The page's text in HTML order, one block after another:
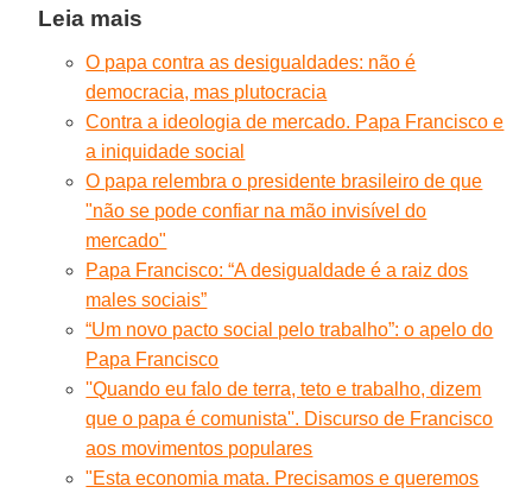
Leia mais
O papa contra as desigualdades: não é
democracia, mas plutocracia
Contra a ideologia de mercado. Papa Francisco e
a iniquidade social
O papa relembra o presidente brasileiro de que
"não se pode confiar na mão invisível do
mercado"
Papa Francisco: “A desigualdade é a raiz dos
males sociais”
“Um novo pacto social pelo trabalho”: o apelo do
Papa Francisco
''Quando eu falo de terra, teto e trabalho, dizem
que o papa é comunista''. Discurso de Francisco
aos movimentos populares
"Esta economia mata. Precisamos e queremos